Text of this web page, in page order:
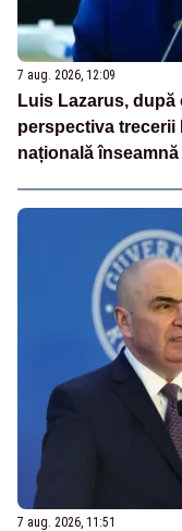
7 aug. 2026, 12:09
Luis Lazarus,
perspectiva trecerii
națională
7 aug. 2026, 11:51